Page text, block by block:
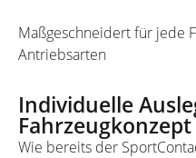
Maßgeschneidert für jede
Antriebsarten
Individuelle
Fahrzeugkonzept
Wie bereits der